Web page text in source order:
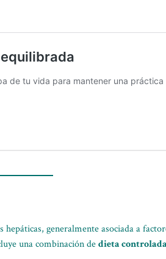
hepáticas, generalmente asociada a
una combinación dedieta controlada